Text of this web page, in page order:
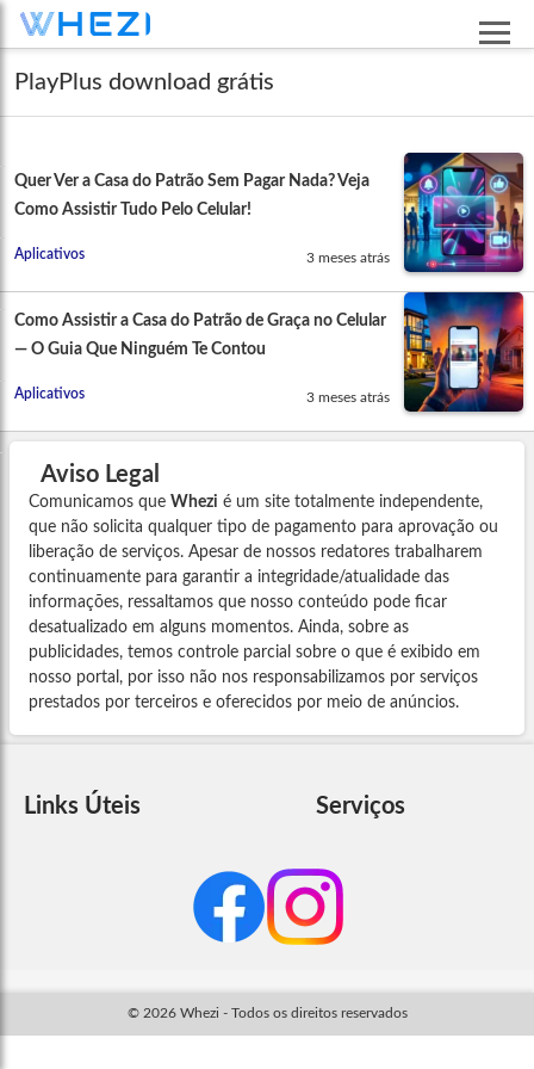
PlayPlus download grátis
Quer Ver a Casa do Patrão Sem Pagar Nada? Veja
Como Assistir Tudo Pelo Celular!
Aplicativos 3 meses atrás
Como Assistir a Casa do Patrão de Graça no Celular
— O Guia Que Ninguém Te Contou
Aplicativos 3 meses atrás
Aviso Legal
Comunicamos que Whezi é um site totalmente independente,
que não solicita qualquer tipo de pagamento para aprovação ou
liberação de serviços. Apesar de nossos redatores trabalharem
continuamente para garantir a integridade/atualidade das
informações, ressaltamos que nosso conteúdo pode ficar
desatualizado em alguns momentos. Ainda, sobre as
publicidades, temos controle parcial sobre o que é exibido em
nosso portal, por isso não nos responsabilizamos por serviços
prestados por terceiros e oferecidos por meio de anúncios.
Links Úteis Serviços
© 2026 Whezi - Todos os direitos reservados